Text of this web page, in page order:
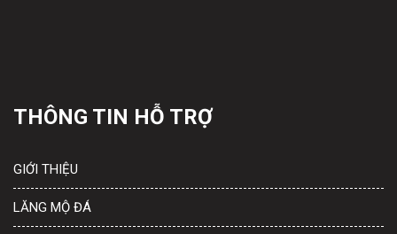
THÔNG TIN HỖ TRỢ
GIỚI THIỆU
LĂNG MỘ ĐÁ